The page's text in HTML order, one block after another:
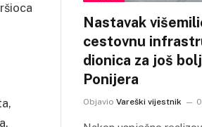
Nastavak
cestovnu
dionica za još
Ponijera
Objavio Vareški vijestnik